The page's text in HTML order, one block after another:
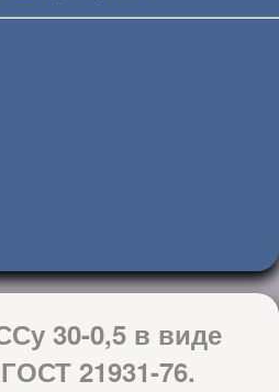
30-0,5 в виде
21931-76.